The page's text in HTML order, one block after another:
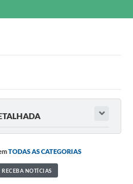
TODAS AS CATEGORIAS
RECEBA NOTÍCIAS